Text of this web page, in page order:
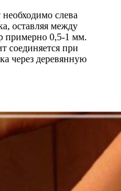
слева
оставляя между
примерно 0,5-1 мм.
соединяется при
через деревянную